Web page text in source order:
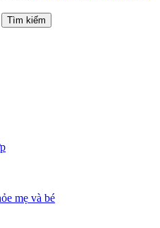
Tìm kiếm
mẹ và bé